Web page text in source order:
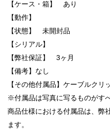
【ケース・箱】 あり
【動作】
【状態】 未開封品
【シリアル】
【弊社保証】 3ヶ月
【備考】なし
【その他付属品】ケーブルクリ
※付属品は写真に写るものがす
商品仕様における付属品は、弊
ます。